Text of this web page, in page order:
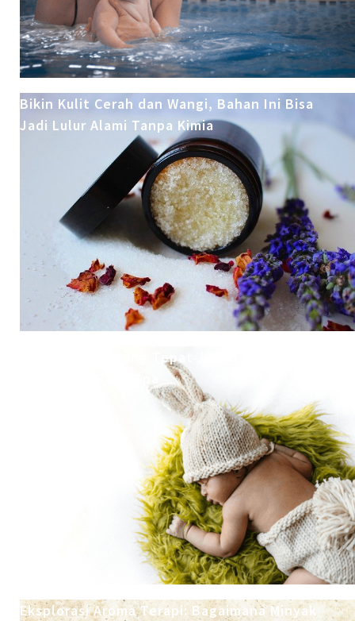
Bikin Kulit Cerah dan Wangi, Bahan Ini Bisa
Jadi Lulur Alami Tanpa Kimia
Simak, Waktu yang Tepat Jika Bayi Ingin
Eksplorasi Aroma Terapi: Bagaimana Minyak